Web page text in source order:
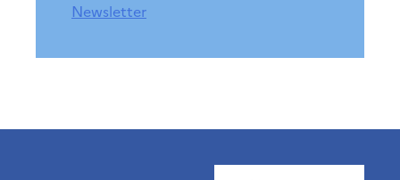
Newsletter